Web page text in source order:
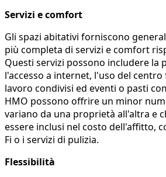
Servizi e comfort
Gli spazi abitativi forniscono
più completa di servizi e comfort
Questi servizi possono includere la
l'accesso a internet, l'uso del centro
lavoro condivisi ed eventi o pasti
HMO possono offrire un minor
variano da una proprietà all'altra e
essere inclusi nel costo dell'affitto,
Fi o i servizi di pulizia.
Flessibilità